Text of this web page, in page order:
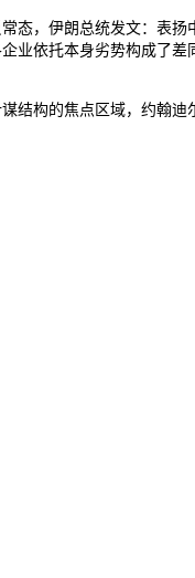
，伊朗总统发文：表扬
业依托本身劣势构成了
构的焦点区域，约翰迪